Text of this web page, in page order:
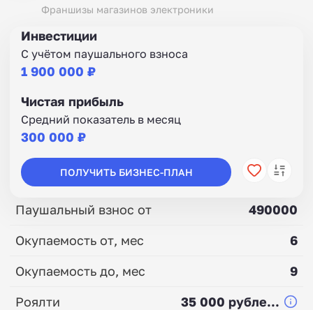
Франшизы магазинов электроники
Инвестиции
С учётом паушального взноса
1 900 000 ₽
Чистая прибыль
Средний показатель в месяц
300 000 ₽
ПОЛУЧИТЬ БИЗНЕС-ПЛАН
Паушальный взнос от
490000
Окупаемость от, мес
6
Окупаемость до, мес
9
Роялти
35 000 рубле...